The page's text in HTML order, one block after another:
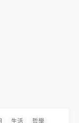
生活 哲學